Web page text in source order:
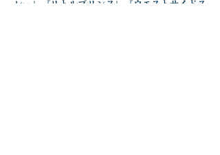
レー』『リトルプリンス』『ウエストサイドス